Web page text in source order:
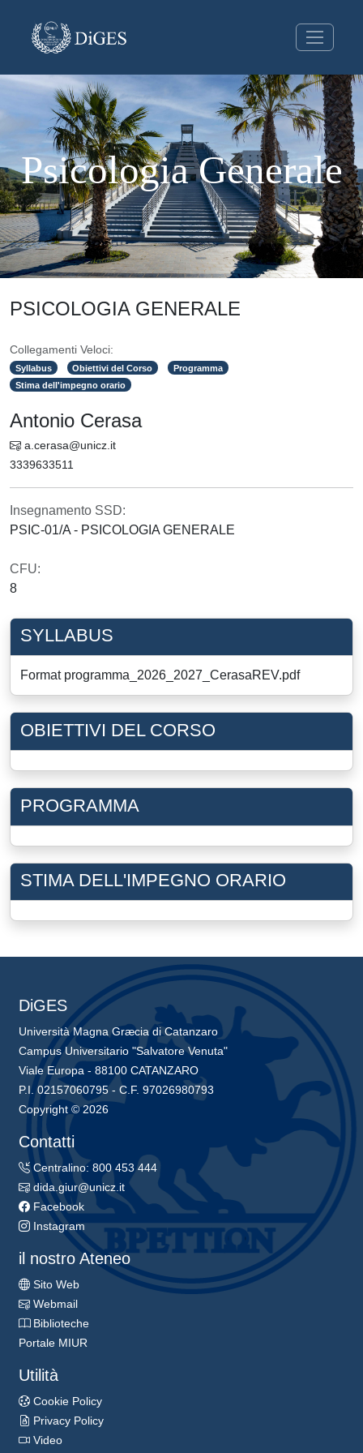
Psicologia Generale
PSICOLOGIA GENERALE
Collegamenti Veloci:
Syllabus Obiettivi del Corso
Programma
Stima dell'impegno orario
Antonio Cerasa
a.cerasa@unicz.it
3339633511
Insegnamento SSD:
PSIC-01/A - PSICOLOGIA GENERALE
CFU:
8
SYLLABUS
Format programma_2026_2027_CerasaREV.pdf
OBIETTIVI DEL CORSO
PROGRAMMA
STIMA DELL'IMPEGNO ORARIO
DiGES
Università Magna Græcia di Catanzaro
Campus Universitario "Salvatore Venuta"
Viale Europa - 88100 CATANZARO
P.I. 02157060795 - C.F. 97026980793
Copyright © 2026
Contatti
Centralino: 800 453 444
dida.giur@unicz.it
Facebook
Instagram
il nostro Ateneo
Sito Web
Webmail
Biblioteche
Portale MIUR
Utilità
Cookie Policy
Privacy Policy
Video